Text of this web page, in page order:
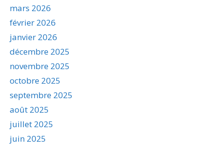
mars 2026
février 2026
janvier 2026
décembre 2025
novembre 2025
octobre 2025
septembre 2025
août 2025
juillet 2025
juin 2025